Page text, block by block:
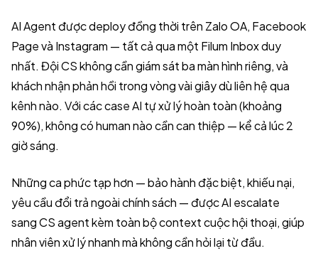
AI Agent được deploy đồng thời trên Zalo OA, Facebook
Page và Instagram — tất cả qua một Filum Inbox duy
nhất. Đội CS không cần giám sát ba màn hình riêng, và
khách nhận phản hồi trong vòng vài giây dù liên hệ qua
kênh nào. Với các case AI tự xử lý hoàn toàn (khoảng
90%), không có human nào cần can thiệp — kể cả lúc 2
giờ sáng.
Những ca phức tạp hơn — bảo hành đặc biệt, khiếu nại,
yêu cầu đổi trả ngoài chính sách — được AI escalate
sang CS agent kèm toàn bộ context cuộc hội thoại, giúp
nhân viên xử lý nhanh mà không cần hỏi lại từ đầu.